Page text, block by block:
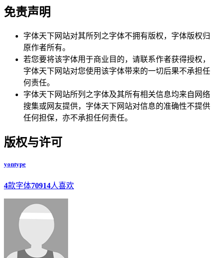
免责声明
字体天下网站对其所列之字体不拥有版权，字体版权归
原作者所有。
若您要将该字体用于商业目的，请联系作者获得授权，
字体天下网站对您使用该字体带来的一切后果不承担任
何责任。
字体天下网站所列之字体及其所有相关信息均来自网络
搜集或网友提供，字体天下网站对信息的准确性不提供
任何担保，亦不承担任何责任。
版权与许可
yontype
4款字体70914人喜欢